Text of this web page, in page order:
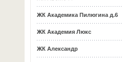
ЖК Академика Пилюгина д.6
ЖК Академия Люкс
ЖК Александр